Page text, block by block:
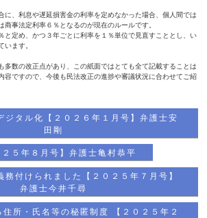
、利息や遅延損害金の利率を定めなかった場合、個人間では
商事法定利率６％となるのが現在のルールです。
定め、かつ３年ごとに利率を１％単位で見直すこととし、い
います。
数の改正点があり、この紙面ではとても全て記載することは
容ですので、今後も民法改正の進捗や審議状況に合わせてご紹
ジタル化【２０２６年１月号】弁護士安
田剛
５年８月号】弁護士亀村恭平
務付けられました【２０２５年７月号】
弁護士今井千尋
所・氏名等の秘匿制度 【２０２５年２